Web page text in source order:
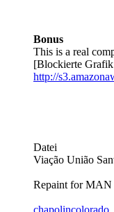
Bonus
This is a real
[Blockierte
http://
Datei
Viação União
Repaint for MAN
chapolincolorado